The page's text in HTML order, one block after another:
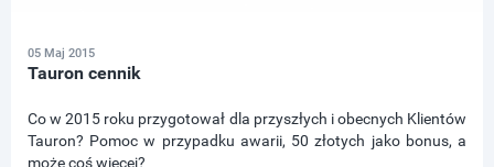
05 Maj 2015
Tauron cennik
Co w 2015 roku przygotował dla przyszłych i obecnych Klientów
Tauron? Pomoc w przypadku awarii, 50 złotych jako bonus, a
może coś więcej?